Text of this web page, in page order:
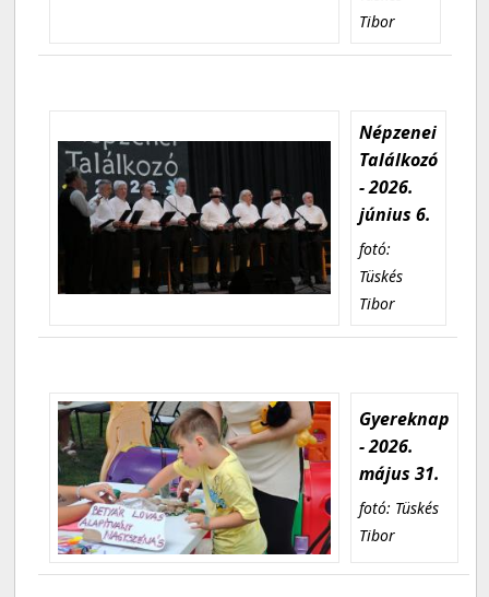
Tibor
Népzenei
Találkozó
- 2026.
június 6.
fotó:
Tüskés
Tibor
Gyereknap
- 2026.
május 31.
fotó: Tüskés
Tibor